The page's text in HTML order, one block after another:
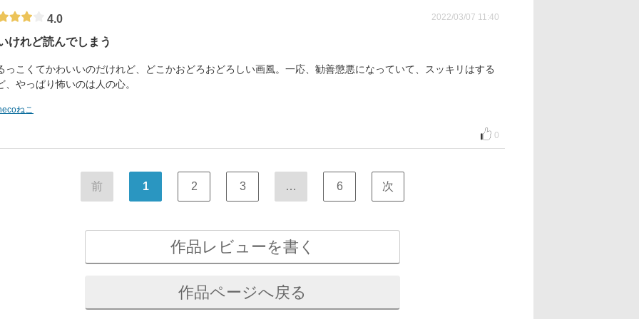
4.0 2022/03/07 11:40
けれど読んでしまう
っこくてかわいいのだけれど、どこかおどろおどろしい画風。一応、勧善懲悪になっていて、スッキリはする
、やっぱり怖いのは人の心。
ねこ
0
前 1 2 3 … 6 次
作品レビューを書く
作品ページへ戻る